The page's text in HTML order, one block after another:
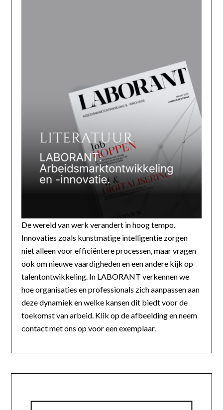
De wereld van werk verandert in hoog tempo.
Innovaties zoals kunstmatige intelligentie zorgen
niet alleen voor efficiëntere processen, maar vragen
ook om nieuwe vaardigheden en een andere kijk op
talentontwikkeling. In LABORANT verkennen we
hoe organisaties en professionals zich aanpassen aan
deze dynamiek en welke kansen dit biedt voor de
toekomst van arbeid. Klik op de afbeelding en neem
contact met ons op voor een exemplaar.